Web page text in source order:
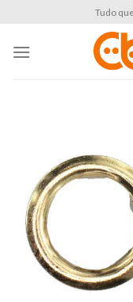
content
Tudo